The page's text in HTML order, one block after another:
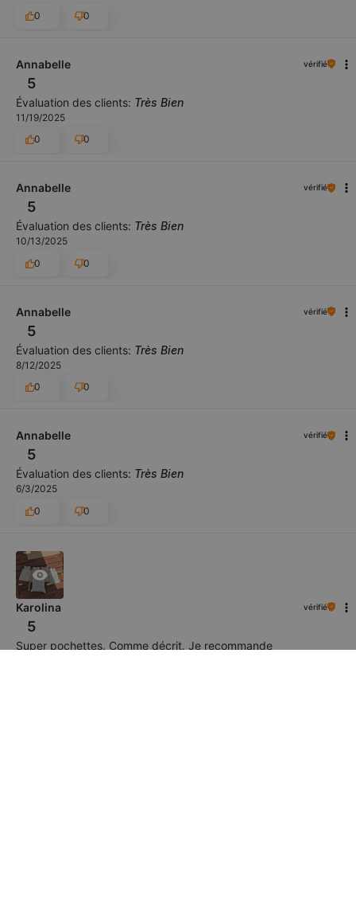
0
0
Annabelle vérifié
5
Évaluation des clients: Très Bien
11/19/2025
0
0
Annabelle vérifié
5
Évaluation des clients: Très Bien
10/13/2025
0
0
Annabelle vérifié
5
Évaluation des clients: Très Bien
8/12/2025
0
0
Annabelle vérifié
5
Évaluation des clients: Très Bien
6/3/2025
0
0
Karolina vérifié
5
Super pochettes. Comme décrit. Je recommande